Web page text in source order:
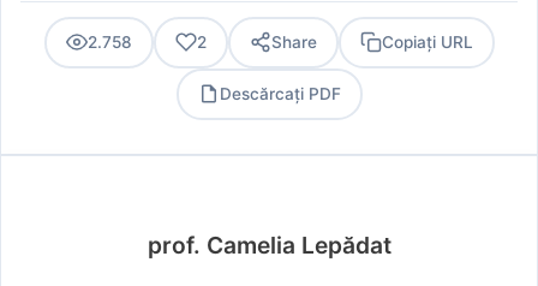
2.758 2 Share Copiați URL
Descărcați PDF
prof. Camelia Lepădat